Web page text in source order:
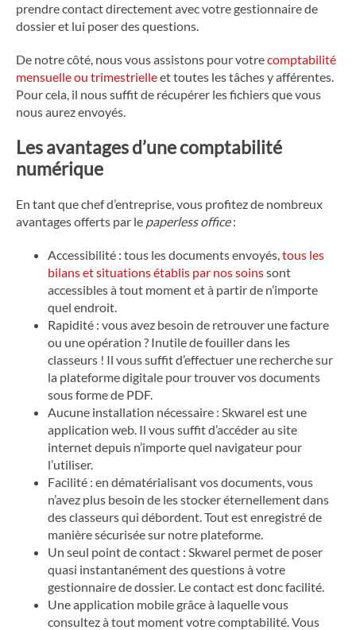
prendre contact directement avec votre gestionnaire de
dossier et lui poser des questions.
De notre côté, nous vous assistons pour votrecomptabilité
mensuelle ou trimestrielleet toutes les tâches y afférentes.
Pour cela, il nous suffit de récupérer les fichiers que vous
nous aurez envoyés.
Les avantages d’une comptabilité
numérique
En tant que chef d’entreprise, vous profitez de nombreux
avantages offerts par le paperless office:
Accessibilité : tous les documents envoyés,tous les
bilans et situations établis par nos soinssont
accessibles à tout moment et à partir de n’importe
quel endroit.
Rapidité : vous avez besoin de retrouver une facture
ou une opération ? Inutile de fouiller dans les
classeurs ! Il vous suffit d’effectuer une recherche sur
la plateforme digitale pour trouver vos documents
sous forme de PDF.
Aucune installation nécessaire : Skwarel est une
application web. Il vous suffit d’accéder au site
internet depuis n’importe quel navigateur pour
l’utiliser.
Facilité : en dématérialisant vos documents, vous
n’avez plus besoin de les stocker éternellement dans
des classeurs qui débordent. Tout est enregistré de
manière sécurisée sur notre plateforme.
Un seul point de contact : Skwarel permet de poser
quasi instantanément des questions à votre
gestionnaire de dossier. Le contact est donc facilité.
Une application mobile grâce à laquelle vous
consultez à tout moment votre comptabilité. Vous